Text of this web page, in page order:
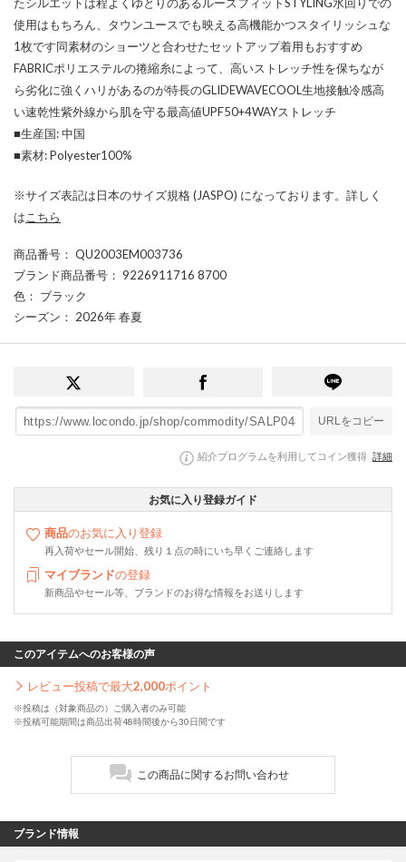
使用はもちろん、タウンユースでも映える高機能かつスタイリッシュな
1枚です同素材のショーツと合わせたセットアップ着用もおすすめ
FABRICポリエステルの捲縮糸によって、高いストレッチ性を保ちなが
ら劣化に強くハリがあるのが特長のGLIDEWAVECOOL生地接触冷感高
い速乾性紫外線から肌を守る最高値UPF50+4WAYストレッチ
■生産国: 中国
■素材: Polyester100%
※サイズ表記は日本のサイズ規格 (JASPO) になっております。詳しく
は こちら
商品番号 ： QU2003EM003736
ブランド商品番号 ： 9226911716 8700
色 ： ブラック
シーズン ： 2026年 春夏
URLをコピー
紹介プログラムを利用してコイン獲得 詳細
お気に入り登録ガイド
商品のお気に入り登録
再入荷やセール開始、残り１点の時にいち早くご連絡します
マイブランドの登録
新商品やセール等、ブランドのお得な情報をお送りします
このアイテムへのお客様の声
レビュー投稿で最大2,000ポイント
※投稿は（対象商品の）ご購入者のみ可能
※投稿可能期間は商品出荷48時間後から30日間です
この商品に関するお問い合わせ
ブランド情報